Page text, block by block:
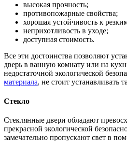
высокая прочность;
противопожарные свойства;
хорошая устойчивость к
неприхотливость в уходе;
доступная стоимость.
Все эти достоинства позволяют
дверь в ванную комнату или на
недостаточной экологической
материала, не стоит устанавливать
Стекло
Стеклянные двери обладают
прекрасной экологической
замечательно пропускают свет в